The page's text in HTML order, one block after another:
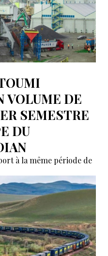
VOLUME DE
SEMESTRE
DU
à la même période de